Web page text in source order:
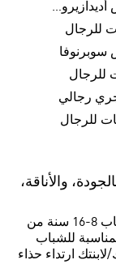
اديداس أديدازيرو معدات الجري
للرجال
سوبرنوفا
للرجال
رجالي
للرجال
سنة: تتمتع بالجودة، والأناقة،
إن المجموعة الكبيرة من أحذية الأطفال الشباب 8-16 سنة من
للشباب
ارتداء حذاء